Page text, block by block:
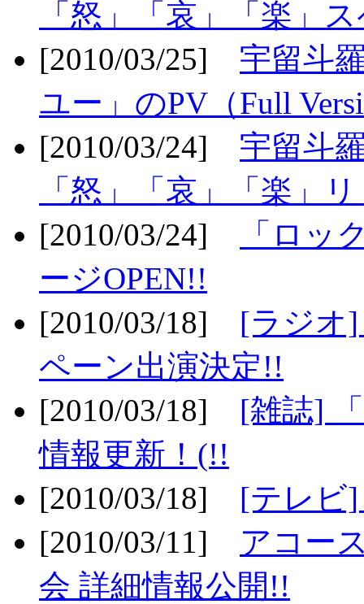
「怒」「哀」「楽」
[2010/03/25] 宇留斗
ユー」のPV（Full
[2010/03/24] 宇留斗
「怒」「哀」「楽」
[2010/03/24]
「ロッ
ージOPEN!!
[2010/03/18] [ラジオ
ペーン出演決定!!
[2010/03/18] [雑誌]
情報更新！(!!
[2010/03/18] [テレビ
[2010/03/11] アコー
会 詳細情報公開!!